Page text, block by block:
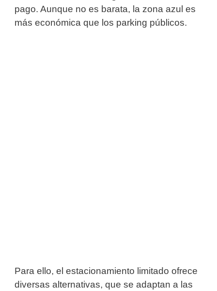
pago. Aunque no es barata, la zona azul es
más económica que los parking públicos.
Para ello, el estacionamiento limitado ofrece
diversas alternativas, que se adaptan a las